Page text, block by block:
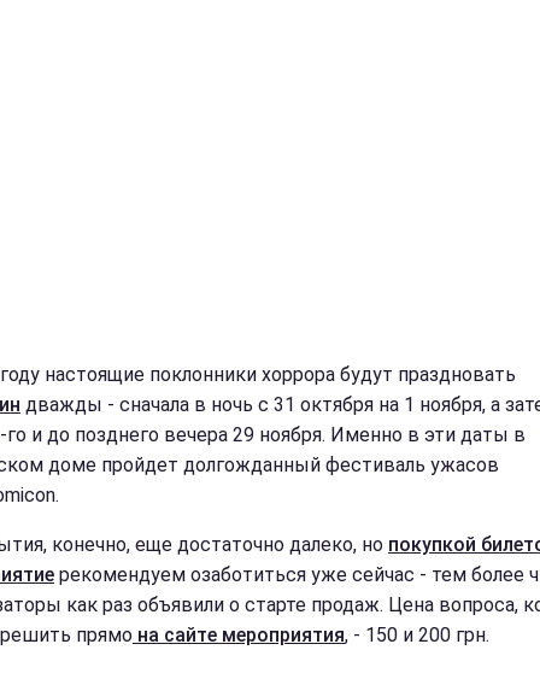
настоящие поклонники хоррора будут праздновать
дважды - сначала в ночь с 31 октября на 1 ноября, а
го и до позднего вечера 29 ноября. Именно в эти даты в
доме пройдет долгожданный фестиваль ужасов
конечно, еще достаточно далеко, но покупкой
рекомендуем озаботиться уже сейчас - тем более
как раз объявили о старте продаж. Цена вопроса,
прямо на сайте мероприятия, - 150 и 200 грн.